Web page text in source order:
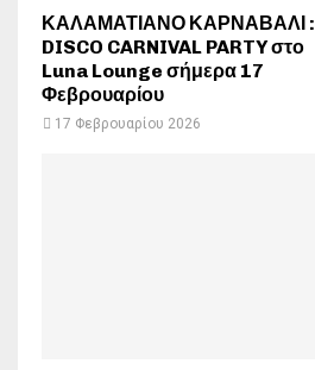
ΚΑΛΑΜΑΤΙΑΝΟ ΚΑΡΝΑΒΑΛΙ :
DISCO CARNIVAL PARTY στο
Luna Lounge σήμερα 17
Φεβρουαρίου
17 Φεβρουαρίου 2026